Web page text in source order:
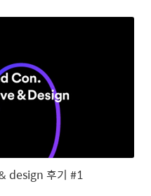
design 후기 #1